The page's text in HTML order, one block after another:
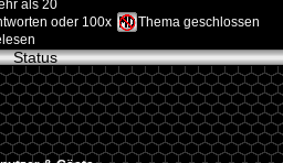
als 20
oder 100x
Thema geschlossen
Status